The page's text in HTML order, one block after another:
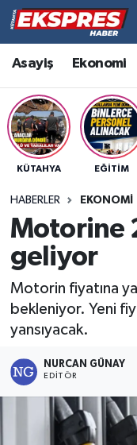
Asayiş Ekonomi
KÜTAHYA EĞITIM
HABERLER EKONOMI
Motorine
geliyor
Motorin fiyatına
bekleniyor. Yeni
yansıyacak.
NURCAN GÜNAY
EDITÖR
Altıntaş
Asayiş
Aslanapa
Bölge
Çavdarhisar
Domaniç
Eğitim
Hava Durumu
Trafik Durumu
Süper Lig
Son Dakika
Haber Arşivi